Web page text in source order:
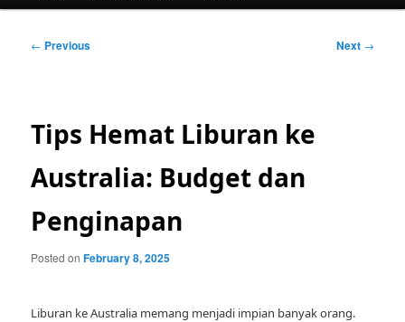
Post
← Previous Next →
Tips Hemat Liburan ke
Australia: Budget dan
Penginapan
Posted onFebruary 8, 2025
Liburan ke Australia memang menjadi impian banyak orang.